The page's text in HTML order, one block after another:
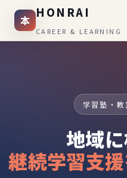
本
HONRAI
CAREER & LEARNING
学習塾・
地域
継続学習支援